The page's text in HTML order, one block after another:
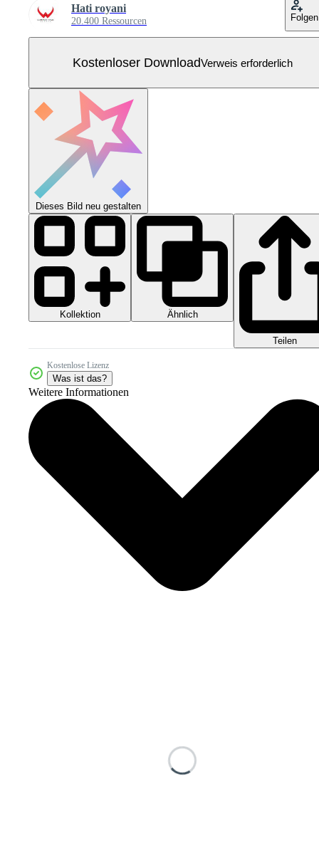
Hati royani
20.400 Ressourcen Folgen
Kostenloser DownloadVerweis erforderlich
Dieses Bild neu gestalten
Kollektion Ähnlich
Teilen
Kostenlose Lizenz
Was ist das?
Weitere Informationen